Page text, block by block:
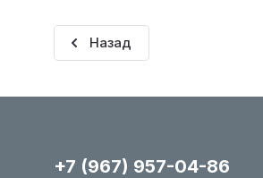
Назад
+7 (967) 957-04-86